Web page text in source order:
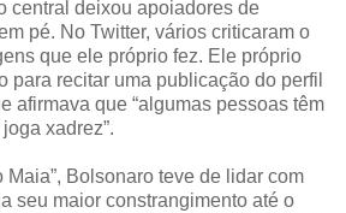
central deixou apoiadores de
pé. No Twitter, vários criticaram o
que ele próprio fez. Ele próprio
para recitar uma publicação do perfil
afirmava que “algumas pessoas têm
xadrez”.
Maia”, Bolsonaro teve de lidar com
seu maior constrangimento até o